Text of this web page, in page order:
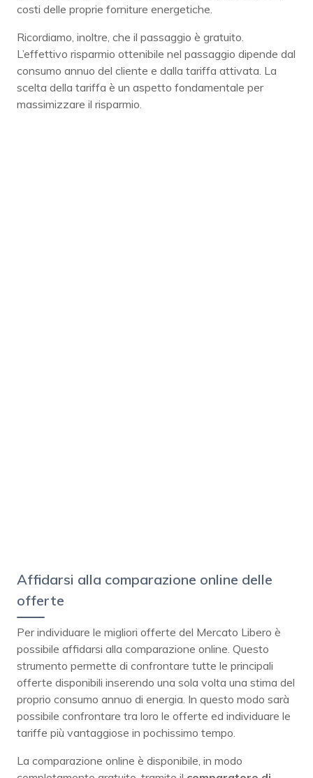
costi delle proprie forniture energetiche.
Ricordiamo, inoltre, che il passaggio è gratuito.
L’effettivo risparmio ottenibile nel passaggio dipende dal
consumo annuo del cliente e dalla tariffa attivata. La
scelta della tariffa è un aspetto fondamentale per
massimizzare il risparmio.
Affidarsi alla comparazione online delle
offerte
Per individuare le migliori offerte del Mercato Libero è
possibile affidarsi alla comparazione online. Questo
strumento permette di confrontare tutte le principali
offerte disponibili inserendo una sola volta una stima del
proprio consumo annuo di energia. In questo modo sarà
possibile confrontare tra loro le offerte ed individuare le
tariffe più vantaggiose in pochissimo tempo.
La comparazione online è disponibile, in modo